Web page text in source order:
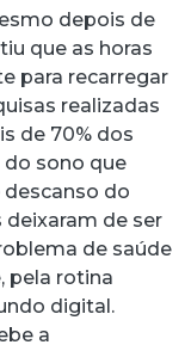
depois de
que as horas
para recarregar
realizadas
de 70% dos
sono que
do
de ser
de saúde
pela rotina
digital.
a